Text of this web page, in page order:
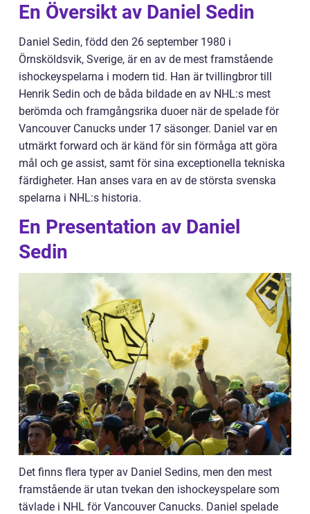
En Översikt av Daniel Sedin
Daniel Sedin, född den 26 september 1980 i
Örnsköldsvik, Sverige, är en av de mest framstående
ishockeyspelarna i modern tid. Han är tvillingbror till
Henrik Sedin och de båda bildade en av NHL:s mest
berömda och framgångsrika duoer när de spelade för
Vancouver Canucks under 17 säsonger. Daniel var en
utmärkt forward och är känd för sin förmåga att göra
mål och ge assist, samt för sina exceptionella tekniska
färdigheter. Han anses vara en av de största svenska
spelarna i NHL:s historia.
En Presentation av Daniel
Sedin
Det finns flera typer av Daniel Sedins, men den mest
framstående är utan tvekan den ishockeyspelare som
tävlade i NHL för Vancouver Canucks. Daniel spelade